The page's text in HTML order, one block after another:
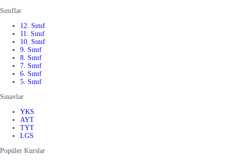
Sınıflar
12. Sınıf
11. Sınıf
10. Sınıf
9. Sınıf
8. Sınıf
7. Sınıf
6. Sınıf
5. Sınıf
Sınavlar
YKS
AYT
TYT
LGS
Popüler Kurslar